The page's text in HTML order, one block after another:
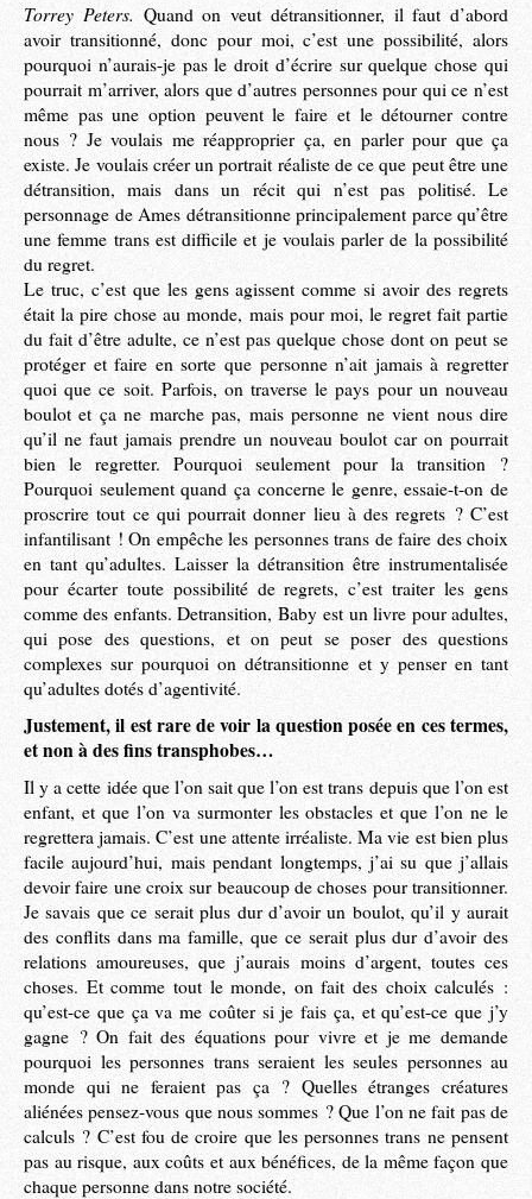
Torrey Peters. Quand on veut détransitionner, il faut d’abord
avoir transitionné, donc pour moi, c’est une possibilité, alors
pourquoi n’aurais-je pas le droit d’écrire sur quelque chose qui
pourrait m’arriver, alors que d’autres personnes pour qui ce n’est
même pas une option peuvent le faire et le détourner contre
nous ? Je voulais me réapproprier ça, en parler pour que ça
existe. Je voulais créer un portrait réaliste de ce que peut être une
détransition, mais dans un récit qui n’est pas politisé. Le
personnage de Ames détransitionne principalement parce qu’être
une femme trans est difficile et je voulais parler de la possibilité
du regret.
Le truc, c’est que les gens agissent comme si avoir des regrets
était la pire chose au monde, mais pour moi, le regret fait partie
du fait d’être adulte, ce n’est pas quelque chose dont on peut se
protéger et faire en sorte que personne n’ait jamais à regretter
quoi que ce soit. Parfois, on traverse le pays pour un nouveau
boulot et ça ne marche pas, mais personne ne vient nous dire
qu’il ne faut jamais prendre un nouveau boulot car on pourrait
bien le regretter. Pourquoi seulement pour la transition ?
Pourquoi seulement quand ça concerne le genre, essaie-t-on de
proscrire tout ce qui pourrait donner lieu à des regrets ? C’est
infantilisant ! On empêche les personnes trans de faire des choix
en tant qu’adultes. Laisser la détransition être instrumentalisée
pour écarter toute possibilité de regrets, c’est traiter les gens
comme des enfants. Detransition, Baby est un livre pour adultes,
qui pose des questions, et on peut se poser des questions
complexes sur pourquoi on détransitionne et y penser en tant
qu’adultes dotés d’agentivité.
Justement, il est rare de voir la question posée en ces termes,
et non à des fins transphobes…
Il y a cette idée que l’on sait que l’on est trans depuis que l’on est
enfant, et que l’on va surmonter les obstacles et que l’on ne le
regrettera jamais. C’est une attente irréaliste. Ma vie est bien plus
facile aujourd’hui, mais pendant longtemps, j’ai su que j’allais
devoir faire une croix sur beaucoup de choses pour transitionner.
Je savais que ce serait plus dur d’avoir un boulot, qu’il y aurait
des conflits dans ma famille, que ce serait plus dur d’avoir des
relations amoureuses, que j’aurais moins d’argent, toutes ces
choses. Et comme tout le monde, on fait des choix calculés :
qu’est-ce que ça va me coûter si je fais ça, et qu’est-ce que j’y
gagne ? On fait des équations pour vivre et je me demande
pourquoi les personnes trans seraient les seules personnes au
monde qui ne feraient pas ça ? Quelles étranges créatures
aliénées pensez-vous que nous sommes ? Que l’on ne fait pas de
calculs ? C’est fou de croire que les personnes trans ne pensent
pas au risque, aux coûts et aux bénéfices, de la même façon que
chaque personne dans notre société.